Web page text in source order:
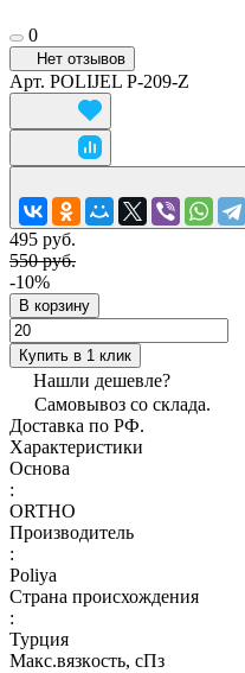
0
Нет отзывов
Арт. POLIJEL P-209-Z
495 руб.
550 руб.
-10%
В корзину
Купить в 1 клик
Нашли дешевле?
Самовывоз со склада.
Доставка по РФ.
Характеристики
Основа
:
ORTHO
Производитель
:
Poliya
Страна происхождения
:
Турция
Макс.вязкoсть, сПз